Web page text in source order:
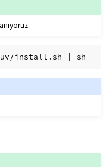
install.sh